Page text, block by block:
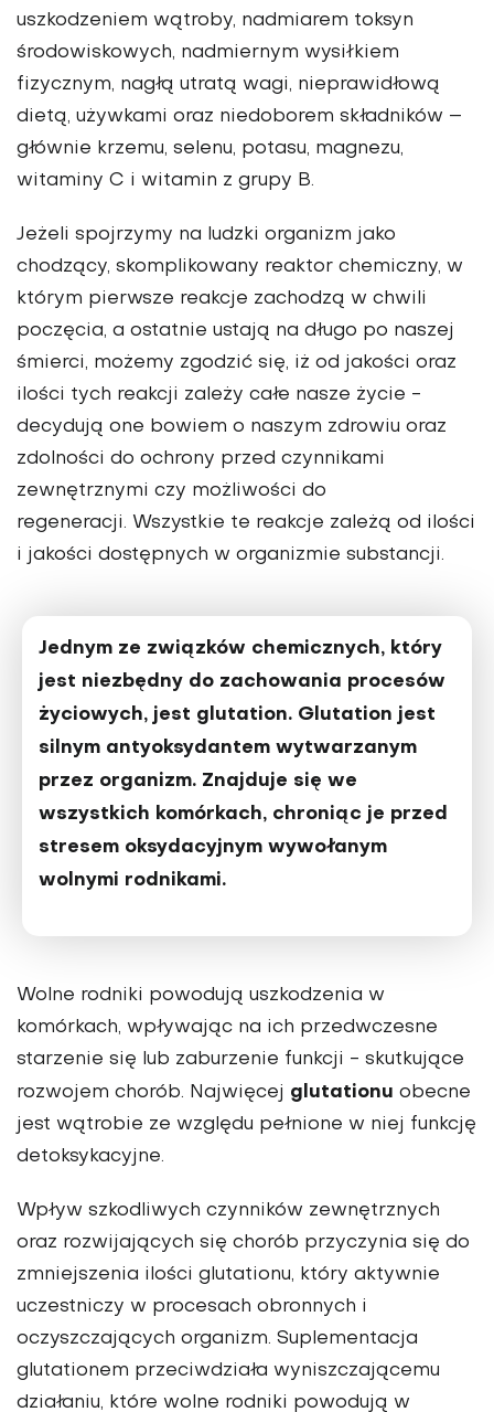
uszkodzeniem wątroby, nadmiarem toksyn
środowiskowych, nadmiernym wysiłkiem
fizycznym, nagłą utratą wagi, nieprawidłową
dietą, używkami oraz niedoborem składników –
głównie krzemu, selenu, potasu, magnezu,
witaminy C i witamin z grupy B.
Jeżeli spojrzymy na ludzki organizm jako
chodzący, skomplikowany reaktor chemiczny, w
którym pierwsze reakcje zachodzą w chwili
poczęcia, a ostatnie ustają na długo po naszej
śmierci, możemy zgodzić się, iż od jakości oraz
ilości tych reakcji zależy całe nasze życie -
decydują one bowiem o naszym zdrowiu oraz
zdolności do ochrony przed czynnikami
zewnętrznymi czy możliwości do
regeneracji. Wszystkie te reakcje zależą od ilości
i jakości dostępnych w organizmie substancji.
Jednym ze związków chemicznych, który
jest niezbędny do zachowania procesów
życiowych, jest glutation. Glutation jest
silnym antyoksydantem wytwarzanym
przez organizm. Znajduje się we
wszystkich komórkach, chroniąc je przed
stresem oksydacyjnym wywołanym
wolnymi rodnikami.
Wolne rodniki powodują uszkodzenia w
komórkach, wpływając na ich przedwczesne
starzenie się lub zaburzenie funkcji - skutkujące
rozwojem chorób. Najwięcej glutationu obecne
jest wątrobie ze względu pełnione w niej funkcję
detoksykacyjne.
Wpływ szkodliwych czynników zewnętrznych
oraz rozwijających się chorób przyczynia się do
zmniejszenia ilości glutationu, który aktywnie
uczestniczy w procesach obronnych i
oczyszczających organizm. Suplementacja
glutationem przeciwdziała wyniszczającemu
działaniu, które wolne rodniki powodują w